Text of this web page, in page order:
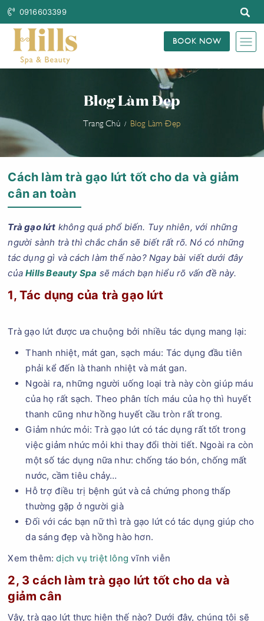
0916603399
BOOK NOW
Blog Làm Đẹp
Trang Chủ Blog Làm Đẹp
Cách làm trà gạo lứt tốt cho da và giảm
cân an toàn
Trà gạo lứt không quá phổ biến. Tuy nhiên, với những
người sành trà thì chắc chắn sẽ biết rất rõ. Nó có những
tác dụng gì và cách làm thế nào? Ngay bài viết dưới đây
củaHills Beauty Spa sẽ mách bạn hiểu rõ vấn đề này.
1, Tác dụng của trà gạo lứt
Trà gạo lứt được ưa chuộng bởi nhiều tác dụng mang lại:
Thanh nhiệt, mát gan, sạch máu: Tác dụng đầu tiên
phải kể đến là thanh nhiệt và mát gan.
Ngoài ra, những người uống loại trà này còn giúp máu
của họ rất sạch. Theo phân tích máu của họ thì huyết
thanh cũng như hồng huyết cầu tròn rất trong.
Giảm nhức mỏi: Trà gạo lứt có tác dụng rất tốt trong
việc giảm nhức mỏi khi thay đổi thời tiết. Ngoài ra còn
một số tác dụng nữa như: chống táo bón, chống mất
nước, cầm tiêu chảy…
Hỗ trợ điều trị bệnh gút và cả chứng phong thấp
thường gặp ở người già
Đối với các bạn nữ thì trà gạo lứt có tác dụng giúp cho
da sáng đẹp và hồng hào hơn.
Xem thêm:dịch vụ triệt lông vĩnh viễn
2, 3 cách làm trà gạo lứt tốt cho da và
giảm cân
Vậy, trà gạo lứt thực hiện thế nào? Dưới đây, chúng tôi sẽ